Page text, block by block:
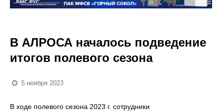
В АЛРОСА началось подведение
итогов полевого сезона
5 ноября 2023
В ходе полевого сезона 2023 г. сотрудники